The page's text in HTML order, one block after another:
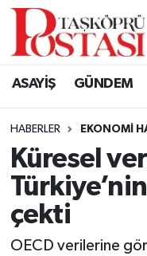
ASAYİŞ GÜNDEM
HABERLER EKONOMI
Küresel
çekti
OECD verilerine
Kastamonu
Araç Haberleri
Azdavay